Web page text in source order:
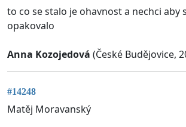
to co se stalo je ohavnost a nechci aby
opakovalo
Anna Kozojedová (České Budějovice,
#14248
Matěj Moravanský